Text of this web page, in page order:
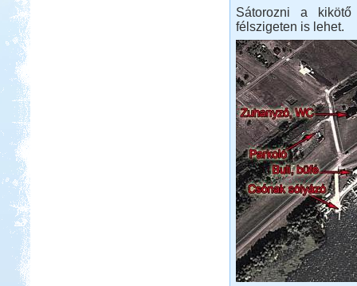
Sátorozni a
félszigeten is lehet.